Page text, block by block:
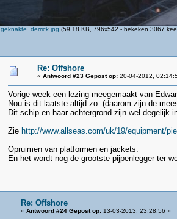
geknakte_derrick.jpg (59.18 KB, 796x542 - bekeken 3067
Re: Offshore
« Antwoord #23 Gepost op: 20-04-2012,
Vorige week een lezing meegemaakt van
Nou is dit laatste altijd zo. (daarom zijn de
Dit schip en haar achtergrond zijn wel degelijk
Zie http://www.allseas.com/uk/19/equipment/
Opruimen van platformen en jackets.
En het wordt nog de grootste pijpenlegger ter
Re: Offshore
« Antwoord #24 Gepost op: 13-03-2013, 23:28:56 »